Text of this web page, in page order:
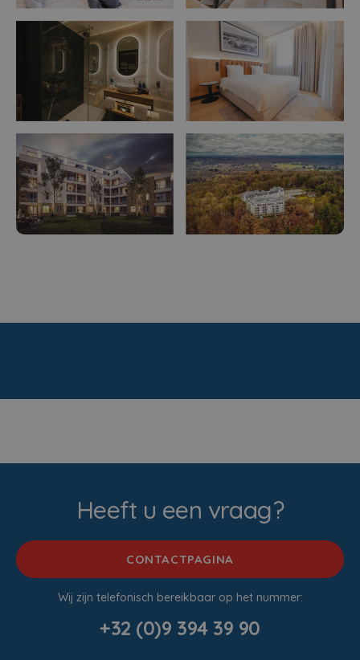
Heeft u een vraag?
CONTACTPAGINA
Wij zijn telefonisch bereikbaar op het nummer:
+32 (0)9 394 39 90